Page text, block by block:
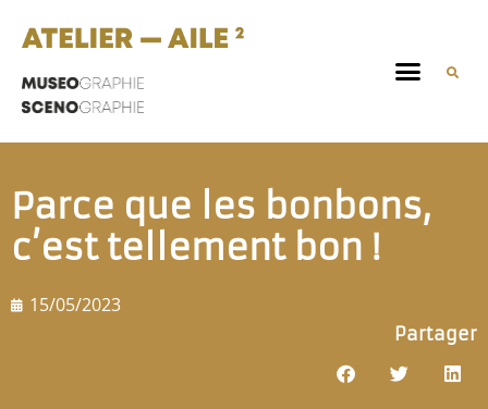
Parce que les bonbons,
c’est tellement bon !
15/05/2023
Partager